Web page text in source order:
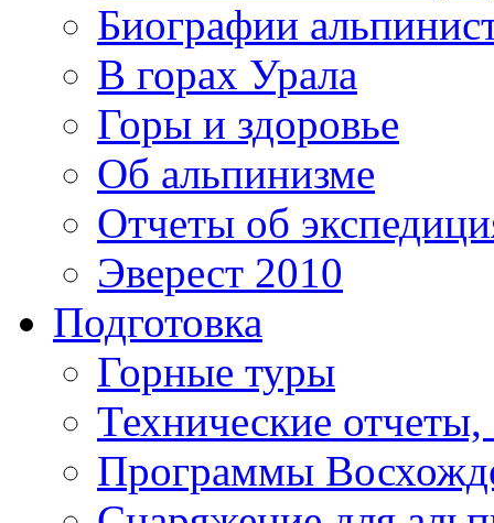
Биографии
В горах Урала
Горы и здоровье
Об альпинизме
Отчеты об
Эверест 2010
Подготовка
Горные туры
Технические
Программы